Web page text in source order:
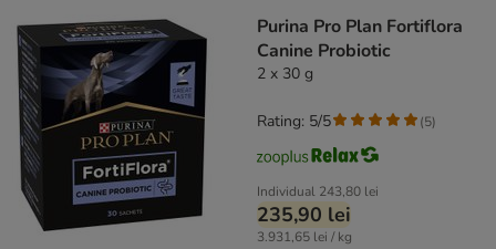
Purina Pro Plan Fortiflora
Canine Probiotic
2 x 30 g
Individual 243,80 lei
235,90 lei
3.931,65 lei / kg
Rating: 5/5 (5)